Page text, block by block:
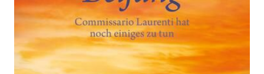
Buch 304 Seiten
Hardcover
ISBN: 978-3-
49207063-8